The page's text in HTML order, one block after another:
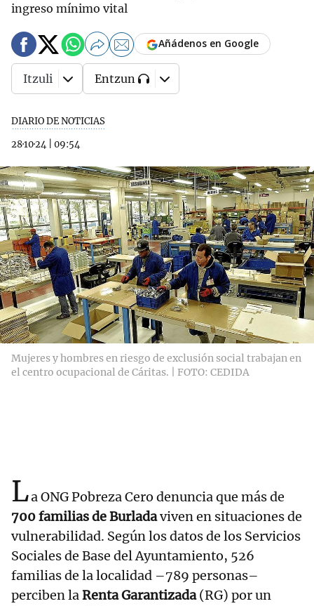
ingreso mínimo vital
DIARIO DE NOTICIAS
28·10·24
09:54
Añádenos en Google
Itzuli Entzun
Mujeres y hombres en riesgo de exclusión social trabajan en
el centro ocupacional de Cáritas. | FOTO: CEDIDA
La ONG Pobreza Cero denuncia que más de
700 familias de Burladaviven en situaciones de
vulnerabilidad. Según los datos de los Servicios
Sociales de Base del Ayuntamiento, 526
familias de la localidad –789 personas–
perciben laRenta Garantizada(RG) por un